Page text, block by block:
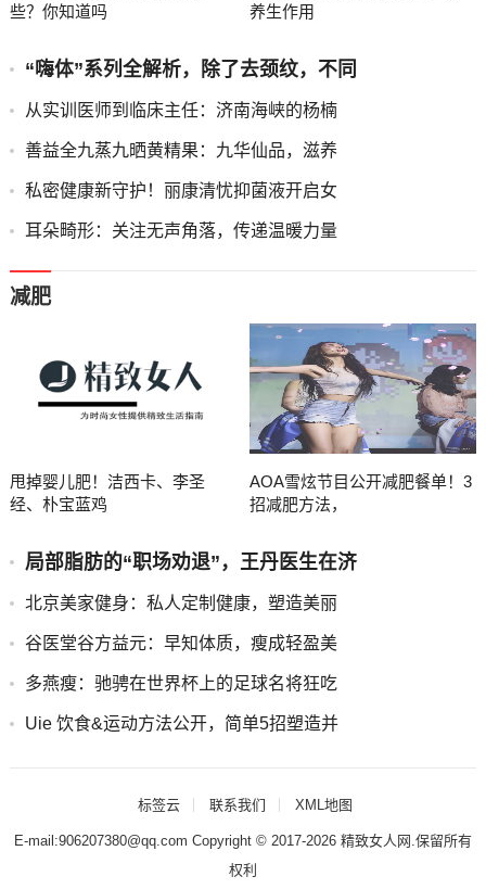
些？你知道吗
养生作用
“嗨体”系列全解析，除了去颈纹，不同
从实训医师到临床主任：济南海峡的杨楠
善益全九蒸九晒黄精果：九华仙品，滋养
私密健康新守护！丽康清忧抑菌液开启女
耳朵畸形：关注无声角落，传递温暖力量
减肥
甩掉婴儿肥！洁西卡、李圣
经、朴宝蓝鸡
AOA雪炫节目公开减肥餐单！3
招减肥方法，
局部脂肪的“职场劝退”，王丹医生在济
北京美家健身：私人定制健康，塑造美丽
谷医堂谷方益元：早知体质，瘦成轻盈美
多燕瘦：驰骋在世界杯上的足球名将狂吃
Uie 饮食&运动方法公开，简单5招塑造并
标签云 联系我们 XML地图
E-mail:906207380@qq.com Copyright © 2017-2026 精致女人网 .保留所有
权利